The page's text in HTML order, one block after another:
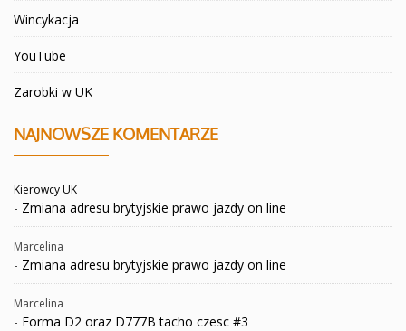
Wincykacja
YouTube
Zarobki w UK
NAJNOWSZE KOMENTARZE
Kierowcy UK
- Zmiana adresu brytyjskie prawo jazdy on line
Marcelina
- Zmiana adresu brytyjskie prawo jazdy on line
Marcelina
- Forma D2 oraz D777B tacho czesc #3